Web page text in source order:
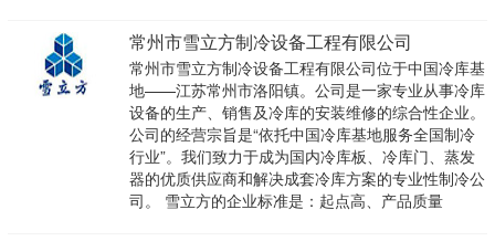
常州市雪立方制冷设备工程有限公司
常州市雪立方制冷设备工程有限公司位于中国冷库基
地——江苏常州市洛阳镇。公司是一家专业从事冷库
设备的生产、销售及冷库的安装维修的综合性企业。
公司的经营宗旨是“依托中国冷库基地服务全国制冷
行业”。我们致力于成为国内冷库板、冷库门、蒸发
器的优质供应商和解决成套冷库方案的专业性制冷公
司。 雪立方的企业标准是：起点高、产品质量